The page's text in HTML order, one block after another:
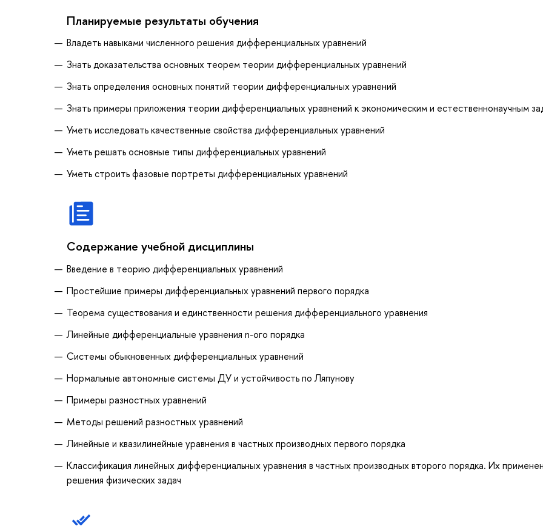
Планируемые результаты обучения
Владеть навыками численного решения дифференциальных уравнений
Знать доказательства основных теорем теории дифференциальных уравнений
Знать определения основных понятий теории дифференциальных уравнений
Знать примеры приложения теории дифференциальных уравнений к экономическим и естественнонаучным
Уметь исследовать качественные свойства дифференциальных уравнений
Уметь решать основные типы дифференциальных уравнений
Уметь строить фазовые портреты дифференциальных уравнений
Содержание учебной дисциплины
Введение в теорию дифференциальных уравнений
Простейшие примеры дифференциальных уравнений первого порядка
Теорема существования и единственности решения дифференциального уравнения
Линейные дифференциальные уравнения n-ого порядка
Системы обыкновенных дифференциальных уравнений
Нормальные автономные системы ДУ и устойчивость по Ляпунову
Примеры разностных уравнений
Методы решений разностных уравнений
Линейные и квазилинейные уравнения в частных производных первого порядка
Классификация линейных дифференциальных уравнения в частных производных второго порядка. Их
решения физических задач